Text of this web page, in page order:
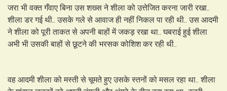
जरा भी वक्त गँवाए बिना उस शख्स ने शीला को उत्तेजित करना जारी रखा..
शीला डर गई थी.. उसके गले से आवाज ही नहीं निकल पा रही थी.. उस आदमी
ने शीला को पूरी ताकत से अपनी बाहों में जकड़ रखा था.. घबराई हुई शीला
अभी भी उसकी बाहों से छूटने की भरसक कोशिश कर रही थी..
वह आदमी शीला को मस्ती से चूमते हुए उसके स्तनों को मसल रहा था.. शीला